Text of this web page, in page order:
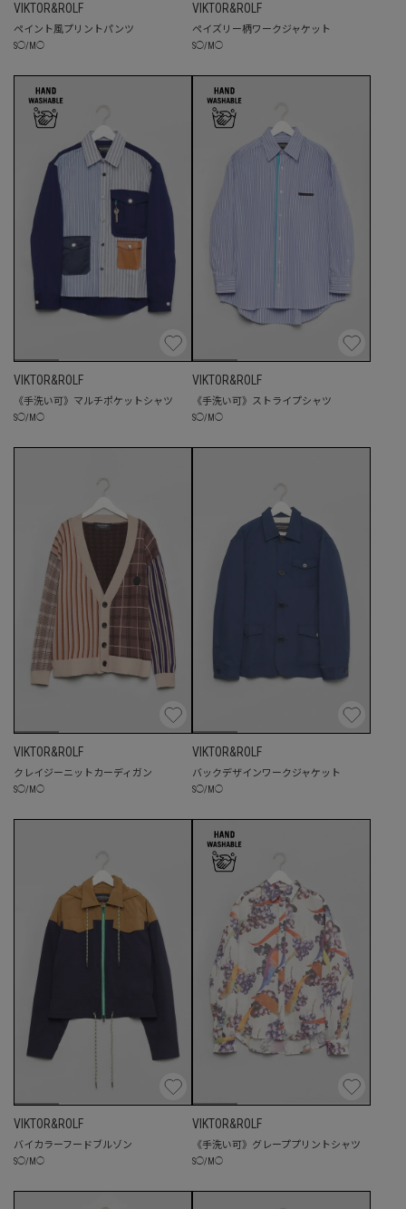
VIKTOR&ROLF
ペイント風プリントパンツ
S◯/ M ◯
VIKTOR&ROLF
ペイズリー柄ワークジャケット
S◯/ M ◯
VIKTOR&ROLF
《手洗い可》マルチポケットシャツ
S◯/ M ◯
VIKTOR&ROLF
《手洗い可》ストライプシャツ
S◯/ M ◯
VIKTOR&ROLF
クレイジーニットカーディガン
S◯/ M ◯
VIKTOR&ROLF
バックデザインワークジャケット
S◯/ M ◯
VIKTOR&ROLF
バイカラーフードブルゾン
S◯/ M ◯
VIKTOR&ROLF
《手洗い可》グレーププリントシャツ
S◯/ M ◯